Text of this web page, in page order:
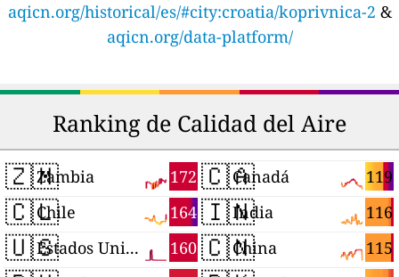
aqicn.org/historical/es/#city:croatia/koprivnica-2 &
aqicn.org/data-platform/
Ranking de Calidad del Aire
🇿🇲 172
Zambia
🇨🇱 164
Chile
🇺🇸 160
Estados Unidos
🇨🇦 119
Canadá
🇮🇳 116
India
🇨🇳 115
China